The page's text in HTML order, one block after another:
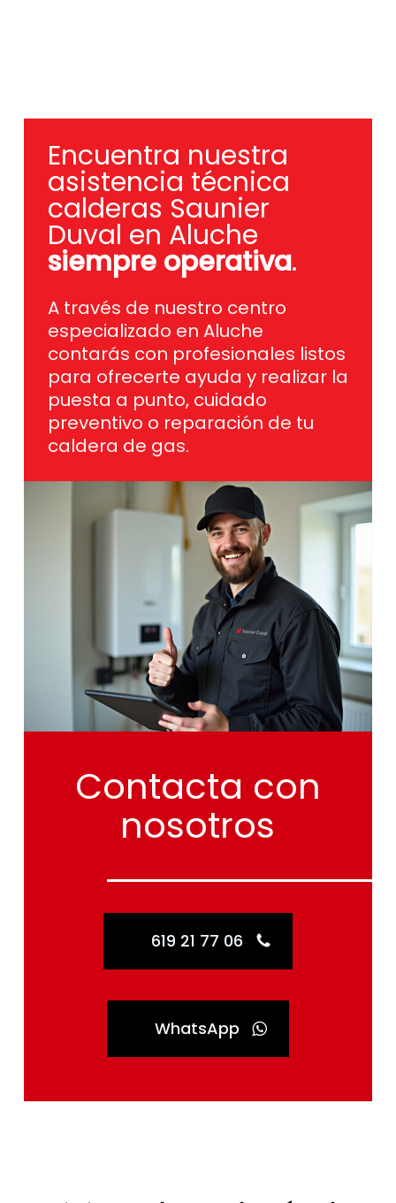
Encuentra nuestra
asistencia técnica
calderas Saunier
Duval en Aluche
siempre operativa.
A través de nuestro centro
especializado en Aluche
contarás con profesionales listos
para ofrecerte ayuda y realizar la
puesta a punto, cuidado
preventivo o reparación de tu
caldera de gas.
Contacta con
nosotros
619 21 77 06
WhatsApp